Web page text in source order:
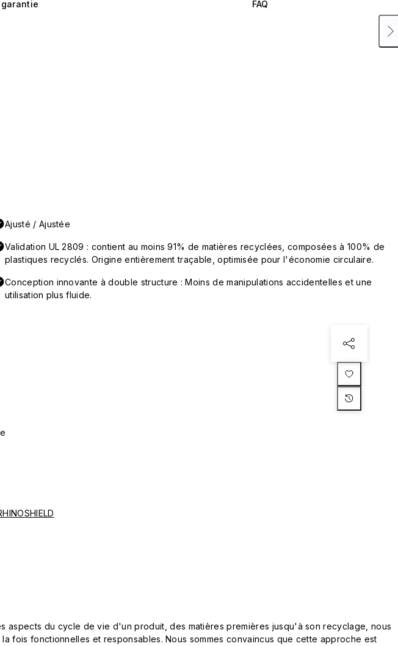
FAQ
Ajusté / Ajustée
Validation UL 2809 : contient au moins 91% de matières recyclées, composées à 100% de
plastiques recyclés. Origine entièrement traçable, optimisée pour l'économie circulaire.
Conception innovante à double structure : Moins de manipulations accidentelles et une
utilisation plus fluide.
aspects du cycle de vie d'un produit, des matières premières jusqu'à son recyclage, nous
fois fonctionnelles et responsables. Nous sommes convaincus que cette approche est